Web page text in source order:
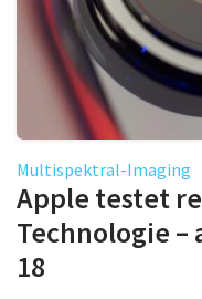
Multispektral-Imaging
Apple testet
Technologie
18